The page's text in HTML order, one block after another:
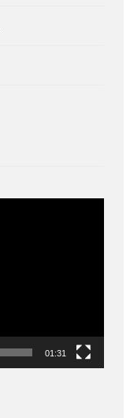
01:31